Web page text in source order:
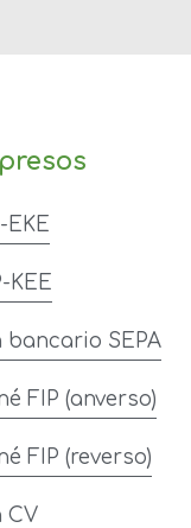
EKE
KEE
SEPA
FIP (anverso)
FIP (reverso)
CV